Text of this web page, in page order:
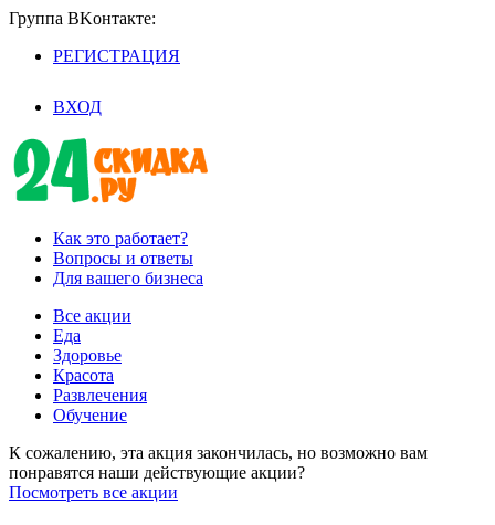
Группа BKoнтaктe:
РЕГИСТРАЦИЯ
ВХОД
Как это работает?
Вопросы и ответы
Для вашего бизнеса
Все акции
Еда
Здоровье
Красота
Развлечения
Обучение
К сожалению, эта акция закончилась, но возможно вам
понравятся наши действующие акции?
Посмотреть все акции